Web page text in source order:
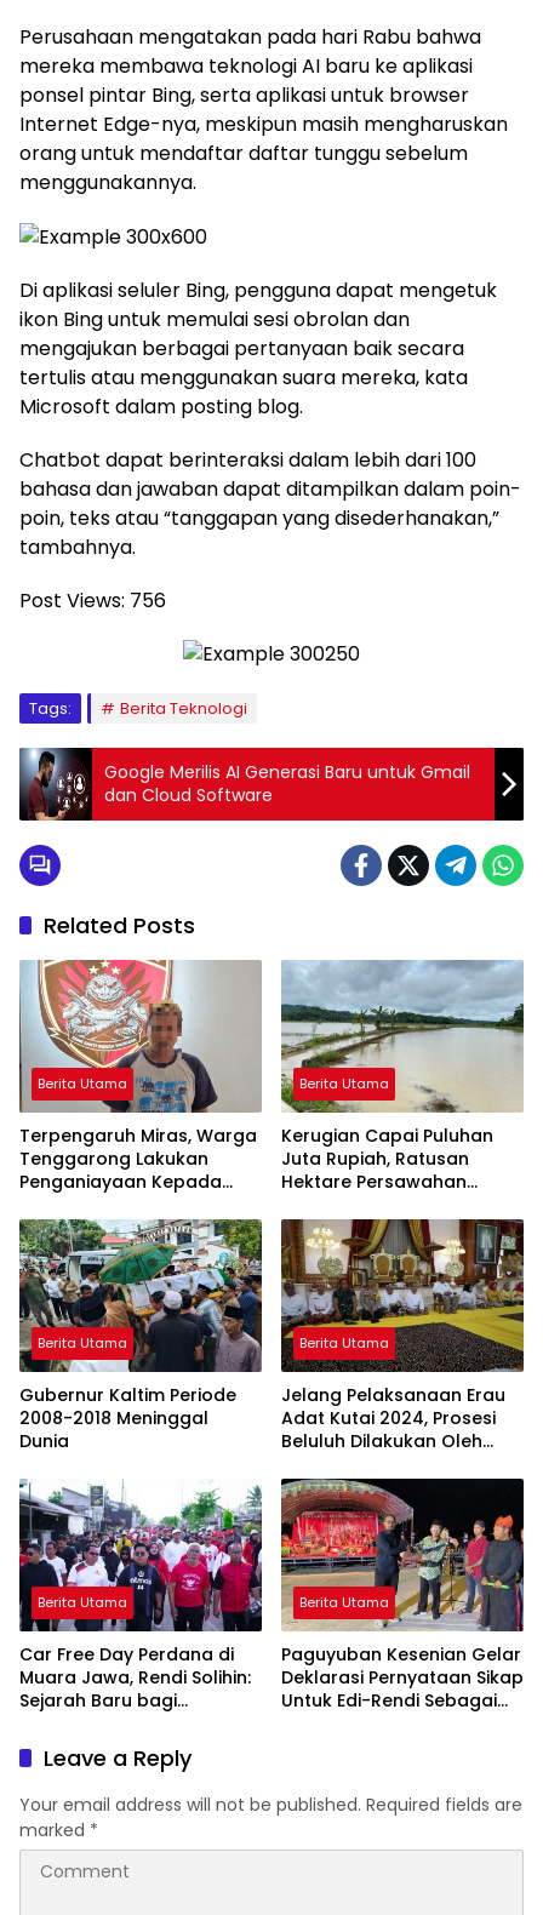
Perusahaan mengatakan pada hari Rabu bahwa
mereka membawa teknologi AI baru ke aplikasi
ponsel pintar Bing, serta aplikasi untuk browser
Internet Edge-nya, meskipun masih mengharuskan
orang untuk mendaftar daftar tunggu sebelum
menggunakannya.
Di aplikasi seluler Bing, pengguna dapat mengetuk
ikon Bing untuk memulai sesi obrolan dan
mengajukan berbagai pertanyaan baik secara
tertulis atau menggunakan suara mereka, kata
Microsoft dalam posting blog.
Chatbot dapat berinteraksi dalam lebih dari 100
bahasa dan jawaban dapat ditampilkan dalam poin-
poin, teks atau “tanggapan yang disederhanakan,”
tambahnya.
Post Views: 756
Tags: Berita Teknologi
Google Merilis AI Generasi Baru untuk Gmail
dan Cloud Software
Related Posts
Berita Utama
Terpengaruh Miras, Warga
Tenggarong Lakukan
Penganiayaan Kepada
Berita Utama
Kerugian Capai Puluhan
Juta Rupiah, Ratusan
Hektare Persawahan
Kelurahan Bukit Biru
Berita Utama
Gubernur Kaltim Periode
2008-2018 Meninggal
Dunia
Berita Utama
Jelang Pelaksanaan Erau
Adat Kutai 2024, Prosesi
Beluluh Dilakukan Oleh
Martadipura
Berita Utama
Car Free Day Perdana di
Muara Jawa, Rendi Solihin:
Sejarah Baru bagi
Berita Utama
Paguyuban Kesenian Gelar
Deklarasi Pernyataan Sikap
Untuk Edi-Rendi Sebagai
Leave a Reply
Your email address will not be published. Required fields are
marked *